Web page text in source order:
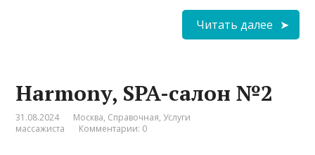
Читать далее
Harmony, SPA-салон №2
31.08.2024 Москва, Справочная, Услуги
массажиста
Комментарии: 0